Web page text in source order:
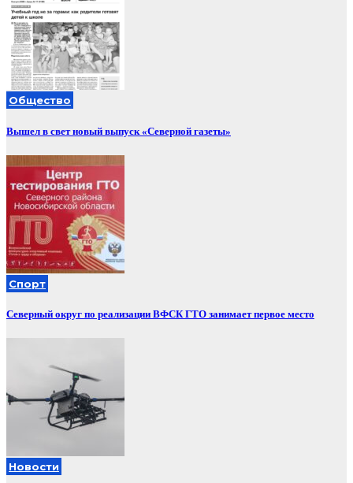
Общество
Вышел в свет новый выпуск «Северной газеты»
Спорт
Северный округ по реализации ВФСК ГТО занимает первое место
Новости